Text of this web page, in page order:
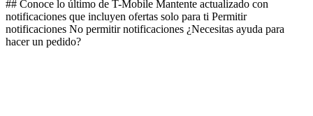
## Conoce lo último de T-Mobile Mantente actualizado con
notificaciones que incluyen ofertas solo para ti Permitir
notificaciones No permitir notificaciones ¿Necesitas ayuda para
hacer un pedido?